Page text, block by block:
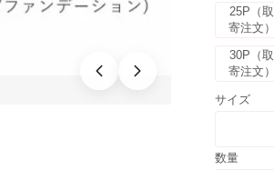
25P（取
寄注文）
30P（取
寄注文）
サイズ
数量